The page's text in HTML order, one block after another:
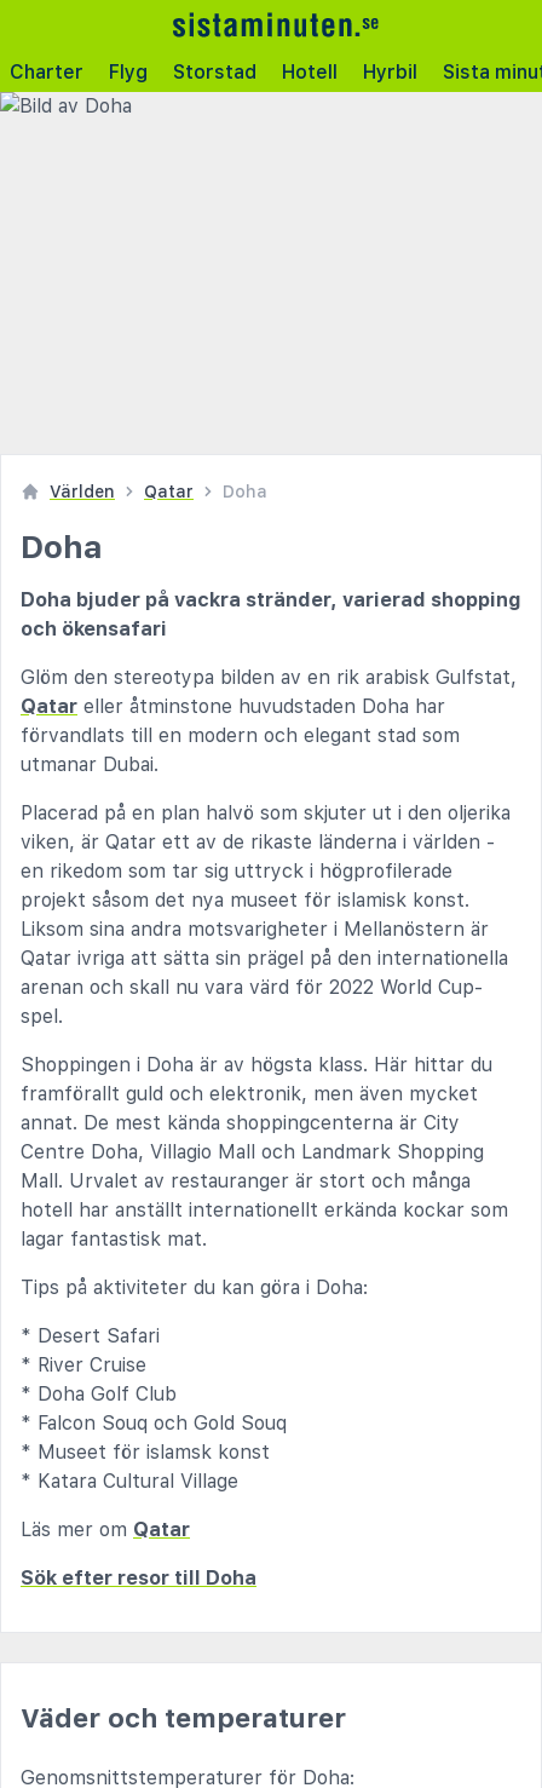
Charter Flyg Storstad Hotell Hyrbil Sista
Världen Qatar Doha
Doha
Doha bjuder på vackra stränder, varierad shopping
och ökensafari
Glöm den stereotypa bilden av en rik arabisk Gulfstat,
Qatar eller åtminstone huvudstaden Doha har
förvandlats till en modern och elegant stad som
utmanar Dubai.
Placerad på en plan halvö som skjuter ut i den oljerika
viken, är Qatar ett av de rikaste länderna i världen -
en rikedom som tar sig uttryck i högprofilerade
projekt såsom det nya museet för islamisk konst.
Liksom sina andra motsvarigheter i Mellanöstern är
Qatar ivriga att sätta sin prägel på den internationella
arenan och skall nu vara värd för 2022 World Cup-
spel.
Shoppingen i Doha är av högsta klass. Här hittar du
framförallt guld och elektronik, men även mycket
annat. De mest kända shoppingcenterna är City
Centre Doha, Villagio Mall och Landmark Shopping
Mall. Urvalet av restauranger är stort och många
hotell har anställt internationellt erkända kockar som
lagar fantastisk mat.
Tips på aktiviteter du kan göra i Doha:
* Desert Safari
* River Cruise
* Doha Golf Club
* Falcon Souq och Gold Souq
* Museet för islamsk konst
* Katara Cultural Village
Läs mer om Qatar
Sök efter resor till Doha
Väder och temperaturer
Genomsnittstemperaturer för Doha: